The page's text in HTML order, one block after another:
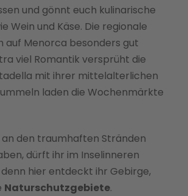
und gönnt euch kulinarische
Wein und Käse. Die regionale
auf Menorca besonders gut
viel Romantik versprüht die
mit ihrer mittelalterlichen
laden die Wochenmärkte
den traumhaften Stränden
dürft ihr im Inselinneren
hier entdeckt ihr Gebirge,
Naturschutzgebiete.